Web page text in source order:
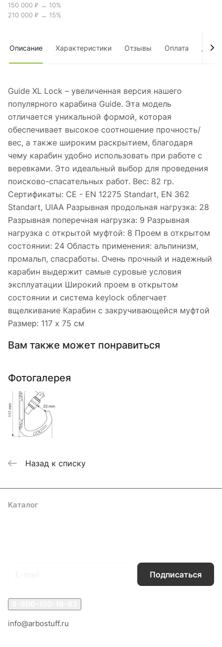
150 000 ₽ → 10%
210 000 ₽ → 15%
Описание Характеристики Отзывы Оплата
Guide XL Lock – увеличенная версия нашего
популярного карабина Guide. Эта модель
отличается уникальной формой, которая
обеспечивает высокое соотношение прочность/
вес, а также широким раскрытием, благодаря
чему карабин удобно использовать при работе с
веревками. Это идеальный выбор для проведения
поисково-спасательных работ. Вес: 82 гр.
Сертификаты: CE - EN 12275 Standart, EN 362
Standart, UIAA Разрывная продольная нагрузка: 28
Разрывная поперечная нагрузка: 9 Разрывная
нагрузка с открытой муфтой: 8 Проем в открытом
состоянии: 24 Область применения: альпинизм,
промальп, спасработы. Очень прочный и надежный
карабин выдержит самые суровые условия
эксплуатации Широкий проем в открытом
состоянии и система keylock облегчает
вщелкивание Карабин с закручивающейся муфтой
Размер: 117 х 75 см
Вам также может понравиться
Фотогалерея
Назад к списку
Каталог
Подписаться
info@arbostuff.ru